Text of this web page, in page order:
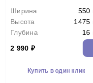
Ширина
550
Высота
1475
Глубина
16
2 990 ₽
Купить в один клик